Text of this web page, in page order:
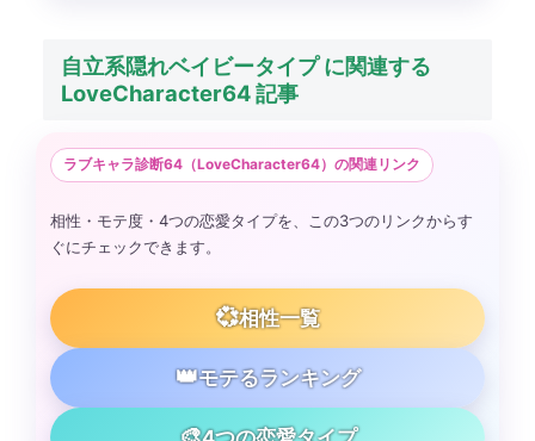
自立系隠れベイビータイプ に関連する
LoveCharacter64 記事
ラブキャラ診断64（LoveCharacter64）の関連リンク
相性・モテ度・4つの恋愛タイプを、この3つのリンクからす
ぐにチェックできます。
💞相性一覧
👑モテるランキング